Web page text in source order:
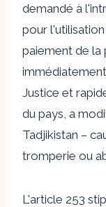
demandé à
pour
paiement de la
Justice et
du pays, a
Tadjikistan –
tromperie ou
L'article 253